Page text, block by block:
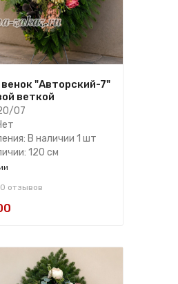
"Авторский-7"
веткой
07
В наличии 1 шт
120 см
0 отзывов